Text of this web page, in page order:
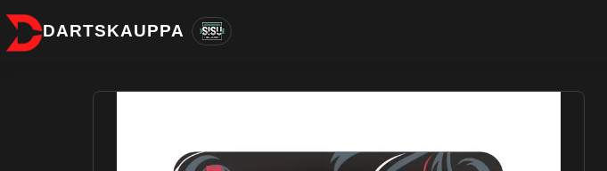
DARTSKAUPPA